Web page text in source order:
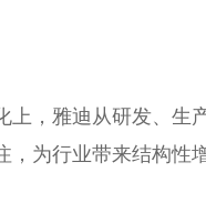
上，雅迪从研发、生
，为行业带来结构性